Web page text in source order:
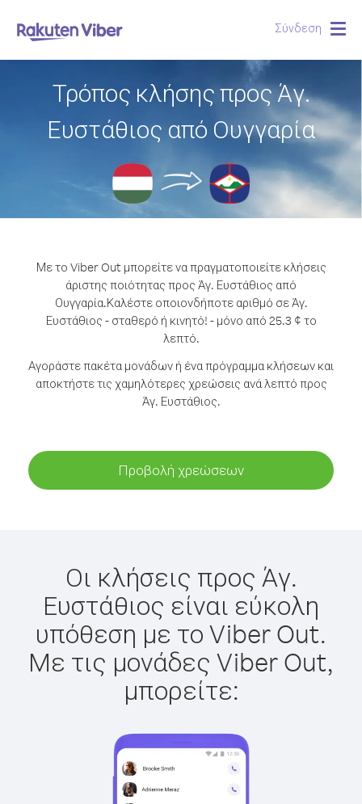
Σύνδεση
Τρόπος κλήσης προς Άγ.
Ευστάθιος από Ουγγαρία
Με το Viber Out μπορείτε να πραγματοποιείτε κλήσεις
άριστης ποιότητας προς Άγ. Ευστάθιος από
Ουγγαρία.Καλέστε οποιονδήποτε αριθμό σε Άγ.
Ευστάθιος - σταθερό ή κινητό! - μόνο από 25.3 ¢ το
λεπτό.
Αγοράστε πακέτα μονάδων ή ένα πρόγραμμα κλήσεων και
αποκτήστε τις χαμηλότερες χρεώσεις ανά λεπτό προς
Άγ. Ευστάθιος.
Προβολή χρεώσεων
Οι κλήσεις προς Άγ.
Ευστάθιος είναι εύκολη
υπόθεση με το Viber Out.
Με τις μονάδες Viber Out,
μπορείτε: